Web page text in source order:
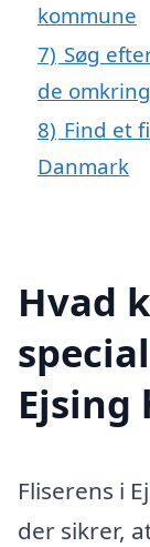
kommune
7) Søg
de
8) Find et
Danmark
Hvad
Fliserens i
der sikrer,